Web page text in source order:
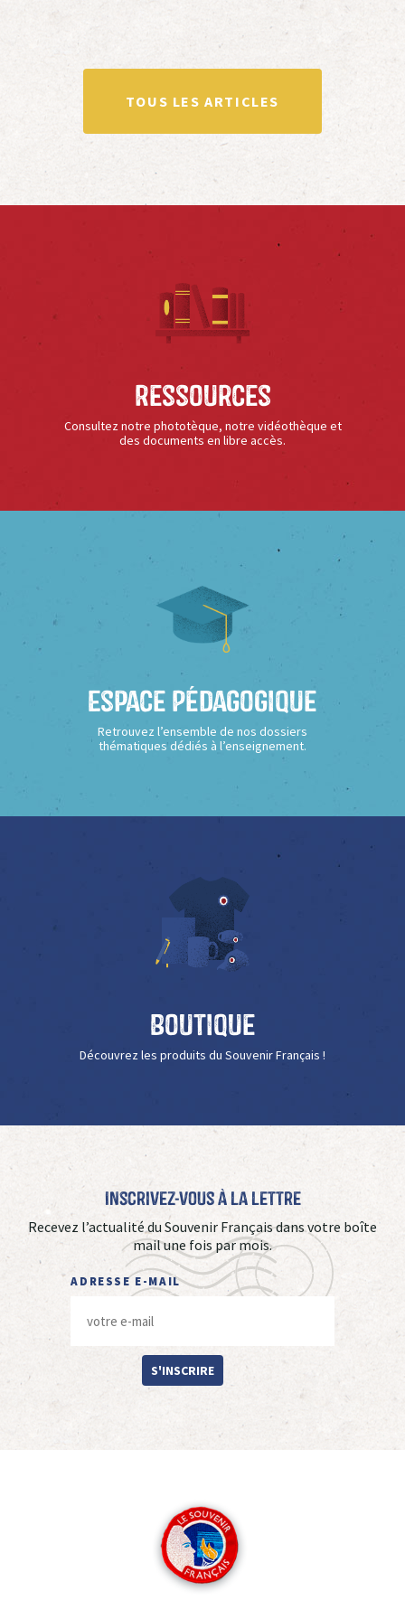
TOUS LES ARTICLES
Ressources
Consultez notre phototèque, notre vidéothèque et
des documents en libre accès.
Espace Pédagogique
Retrouvez l’ensemble de nos dossiers
thématiques dédiés à l’enseignement.
Boutique
Découvrez les produits du Souvenir Français !
Inscrivez-vous à La Lettre
Recevez l’actualité du Souvenir Français dans votre boîte
mail une fois par mois.
ADRESSE E-MAIL
S'INSCRIRE